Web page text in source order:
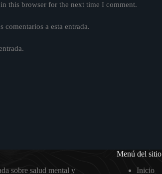
this browser for the next time I comment.
comentarios a esta entrada.
sobre salud mental y
Menú del sitio
Inicio